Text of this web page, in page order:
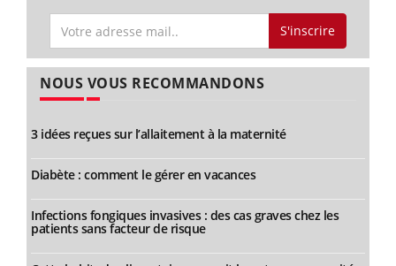
S'inscrire
NOUS VOUS RECOMMANDONS
3 idées reçues sur l’allaitement à la maternité
Diabète : comment le gérer en vacances
Infections fongiques invasives : des cas graves chez les
patients sans facteur de risque